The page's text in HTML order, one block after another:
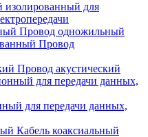
для
Провод одножильный
Провод
Провод акустический
для передачи данных,
Кабель коаксиальный